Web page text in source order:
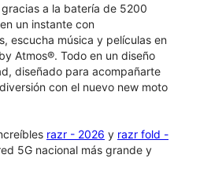
a la batería de 5200
un instante con
escucha música y películas en
Atmos®. Todo en un diseño
diseñado para acompañarte
con el nuevo new moto
razr - 2026 y razr fold -
5G nacional más grande y